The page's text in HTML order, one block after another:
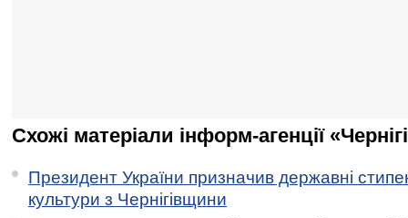
Схожі матеріали інформ-агенції
Президент України призначив державні
культури з Чернігівщини